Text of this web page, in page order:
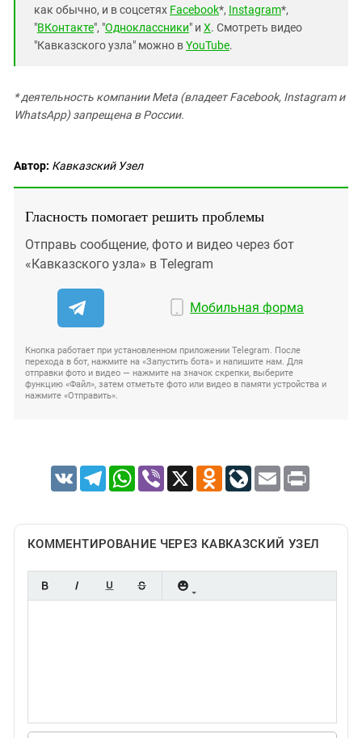
как обычно, и в соцсетях Facebook*, Instagram*,
"ВКонтакте", "Одноклассники" и X. Смотреть видео
"Кавказского узла" можно вYouTube.
* деятельность компании Meta (владеет Facebook, Instagram и
WhatsApp) запрещена в России.
Автор: Кавказский Узел
Гласность помогает решить проблемы
Отправь сообщение, фото и видео через бот
«Кавказского узла» в Telegram
Мобильная форма
Кнопка работает при установленном приложении Telegram. После
перехода в бот, нажмите на «Запустить бота» и напишите нам. Для
отправки фото и видео — нажмите на значок скрепки, выберите
функцию «Файл», затем отметьте фото или видео в памяти устройства и
нажмите «Отправить».
VK TelegramWhatsApp
Viber X Odnoklassniki
LiveJournal
Email Print
КОММЕНТИРОВАНИЕ ЧЕРЕЗ КАВКАЗСКИЙ УЗЕЛ